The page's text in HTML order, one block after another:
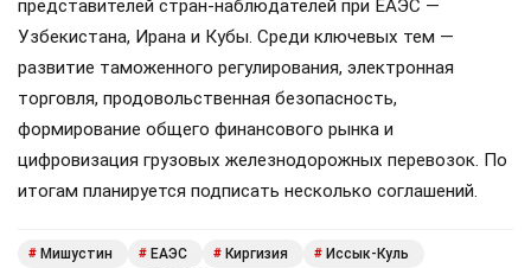
представителей стран-наблюдателей при ЕАЭС —
Узбекистана, Ирана и Кубы. Среди ключевых тем —
развитие таможенного регулирования, электронная
торговля, продовольственная безопасность,
формирование общего финансового рынка и
цифровизация грузовых железнодорожных перевозок. По
итогам планируется подписать несколько соглашений.
# Мишустин # ЕАЭС # Киргизия # Иссык-Куль